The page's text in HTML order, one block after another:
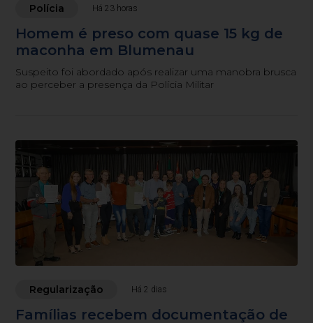
Polícia Há 23 horas
Homem é preso com quase 15 kg de
maconha em Blumenau
Suspeito foi abordado após realizar uma manobra brusca
ao perceber a presença da Polícia Militar
Regularização Há 2 dias
Famílias recebem documentação de